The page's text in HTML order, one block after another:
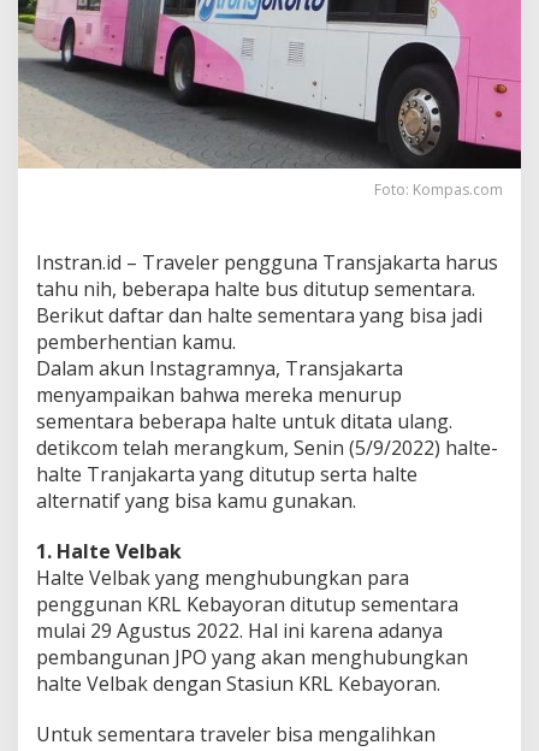
e
t
n
H
a
t
n
s
j
a
k
a
r
t
a
a
n
D
i
u
t
u
p
S
m
Foto: Kompas.com
Instran.id – Traveler pengguna Transjakarta harus
tahu nih, beberapa halte bus ditutup sementara.
Berikut daftar dan halte sementara yang bisa jadi
pemberhentian kamu.
Dalam akun Instagramnya, Transjakarta
menyampaikan bahwa mereka menurup
sementara beberapa halte untuk ditata ulang.
detikcom telah merangkum, Senin (5/9/2022) halte-
halte Tranjakarta yang ditutup serta halte
alternatif yang bisa kamu gunakan.
1. Halte Velbak
Halte Velbak yang menghubungkan para
penggunan KRL Kebayoran ditutup sementara
mulai 29 Agustus 2022. Hal ini karena adanya
pembangunan JPO yang akan menghubungkan
halte Velbak dengan Stasiun KRL Kebayoran.
Untuk sementara traveler bisa mengalihkan